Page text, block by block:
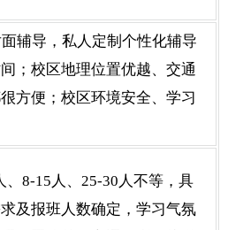
辅导，私人定制个性化辅导
；校区地理位置优越、交通
方便；校区环境安全、学习
、8-15人、25-30人不等，具
及报班人数确定，学习气氛